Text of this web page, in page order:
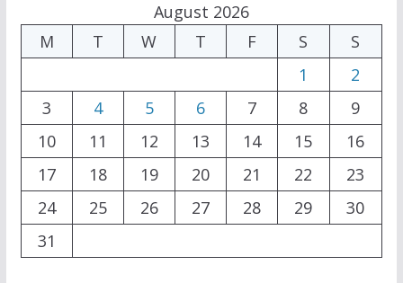
August 2026
M
T W T F S
S
1
2
3
4 5 6 7 8
9
10
11 12 13 14 15
16
17
18 19 20 21 22
23
24
25 26 27 28 29
30
31